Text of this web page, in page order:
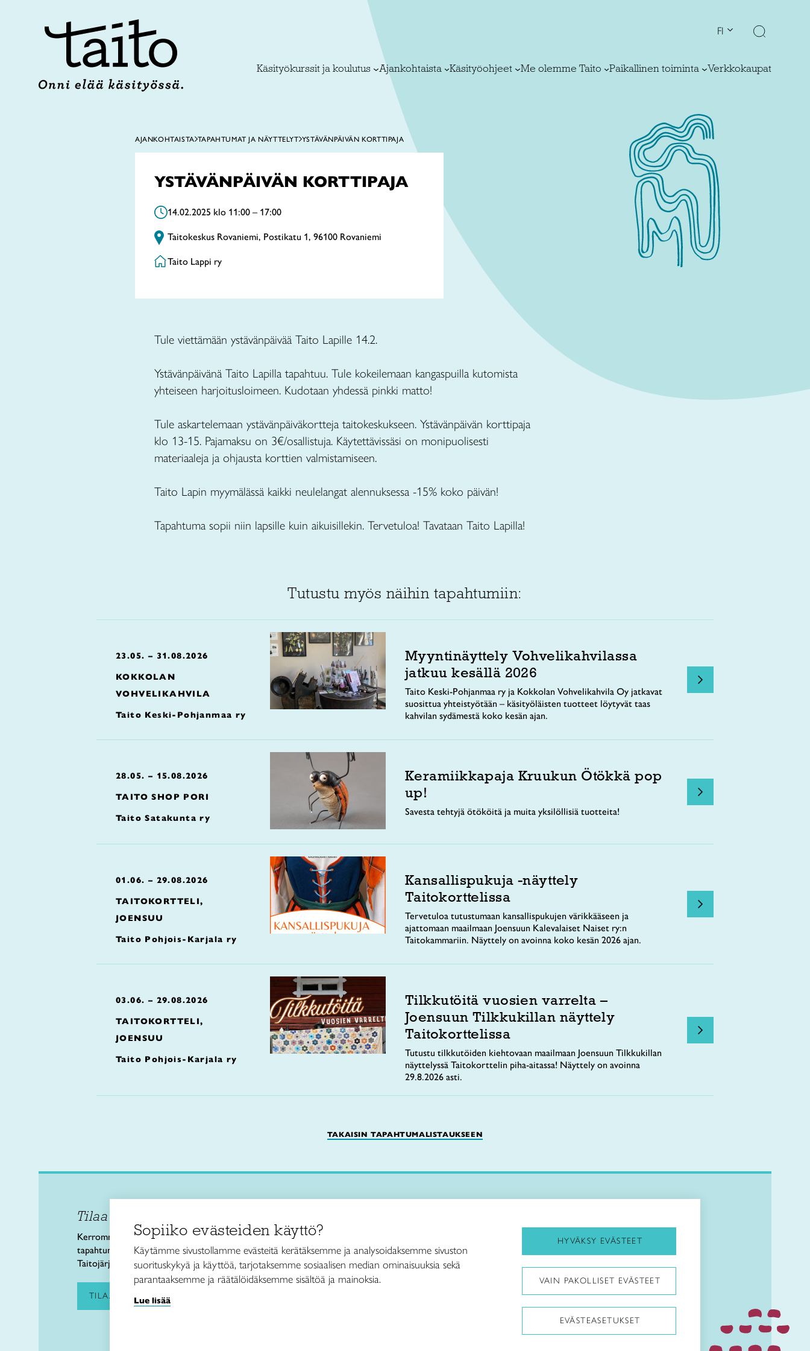
FI
Käsityökurssit ja koulutus Ajankohtaista Käsityöohjeet Me olemme Taito Paikallinen toiminta Verkkokaupat
AJANKOHTAISTA TAPAHTUMAT JA NÄYTTELYT YSTÄVÄNPÄIVÄN KORTTIPAJA
YSTÄVÄNPÄIVÄN KORTTIPAJA
14.02.2025 klo 11:00 – 17:00
Taitokeskus Rovaniemi, Postikatu 1, 96100 Rovaniemi
Taito Lappi ry
Tule viettämään ystävänpäivää Taito Lapille 14.2.
Ystävänpäivänä Taito Lapilla tapahtuu. Tule kokeilemaan kangaspuilla kutomista
yhteiseen harjoitusloimeen. Kudotaan yhdessä pinkki matto!
Tule askartelemaan ystävänpäiväkortteja taitokeskukseen. Ystävänpäivän korttipaja
klo 13-15. Pajamaksu on 3€/osallistuja. Käytettävissäsi on monipuolisesti
materiaaleja ja ohjausta korttien valmistamiseen.
Taito Lapin myymälässä kaikki neulelangat alennuksessa -15% koko päivän!
Tapahtuma sopii niin lapsille kuin aikuisillekin. Tervetuloa! Tavataan Taito Lapilla!
Tutustu myös näihin tapahtumiin:
23.05. – 31.08.2026
KOKKOLAN
VOHVELIKAHVILA
Taito Keski-Pohjanmaa ry
Myyntinäyttely Vohvelikahvilassa
jatkuu kesällä 2026
Taito Keski-Pohjanmaa ry ja Kokkolan Vohvelikahvila Oy jatkavat
suosittua yhteistyötään – käsityöläisten tuotteet löytyvät taas
kahvilan sydämestä koko kesän ajan.
28.05. – 15.08.2026
TAITO SHOP PORI
Taito Satakunta ry
Keramiikkapaja Kruukun Ötökkä pop
up!
Savesta tehtyjä ötököitä ja muita yksilöllisiä tuotteita!
01.06. – 29.08.2026
TAITOKORTTELI,
JOENSUU
Taito Pohjois-Karjala ry
Kansallispukuja -näyttely
Taitokorttelissa
Tervetuloa tutustumaan kansallispukujen värikkääseen ja
ajattomaan maailmaan Joensuun Kalevalaiset Naiset ry:n
Taitokammariin. Näyttely on avoinna koko kesän 2026 ajan.
03.06. – 29.08.2026
TAITOKORTTELI,
JOENSUU
Taito Pohjois-Karjala ry
Tilkkutöitä vuosien varrelta –
Joensuun Tilkkukillan näyttely
Taitokorttelissa
Tutustu tilkkutöiden kiehtovaan maailmaan Joensuun Tilkkukillan
näyttelyssä Taitokorttelin piha-aitassa! Näyttely on avoinna
29.8.2026 asti.
TAKAISIN TAPAHTUMALISTAUKSEEN
Tilaa uutiskirje
Kerromme käsityön valtakunnallisista
tapahtumista ja uutisista sekä
Taitojärjestön toiminnasta.
TILAA UUTISKIRJE
Käsi- ja taideteollisuusliitto Taito ry
Kalevankatu 61
00180 Helsinki
puh. 040 7525 160
Käsityöohjeet
Me olemme Taito
Kirjaudu Taitocampukseen
Taitoliitto:
Taito-lehti:
Sopiiko evästeiden käyttö?
Käytämme sivustollamme evästeitä kerätäksemme ja analysoidaksemme sivuston
suorituskykyä ja käyttöä, tarjotaksemme sosiaalisen median ominaisuuksia sekä
parantaaksemme ja räätälöidäksemme sisältöä ja mainoksia.
Lue lisää
HYVÄKSY EVÄSTEET
VAIN PAKOLLISET EVÄSTEET
EVÄSTEASETUKSET